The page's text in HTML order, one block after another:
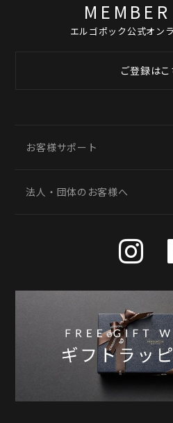
エルゴポック公式オン
ご登録はこ
お客様サポート
法人・団体のお客様へ